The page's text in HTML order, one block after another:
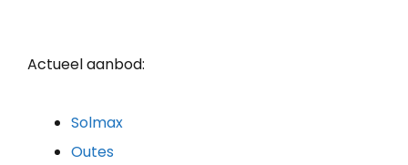
Actueel aanbod:
Solmax
Outes